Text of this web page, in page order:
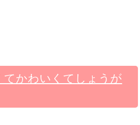
てかわいくてしょうが